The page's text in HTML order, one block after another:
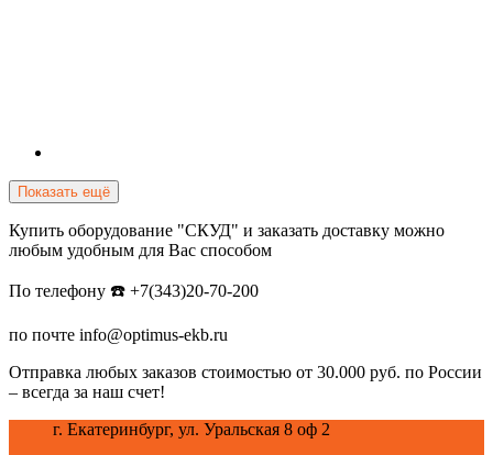
Показать ещё
Купить оборудование "СКУД" и заказать доставку можно
любым удобным для Вас способом
По телефону ☎️ +7(343)20-70-200
по почте info@optimus-ekb.ru
Отправка любых заказов стоимостью от 30.000 руб. по России
– всегда за наш счет!
г. Екатеринбург, ул. Уральская 8 оф 2